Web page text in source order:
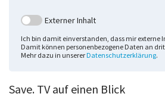
Externer Inhalt
Ich bin damit einverstanden, dass mir externe
Damit können personenbezogene Daten an
Mehr dazu in unserer Datenschutzerklärung.
Save. TV auf einen Blick